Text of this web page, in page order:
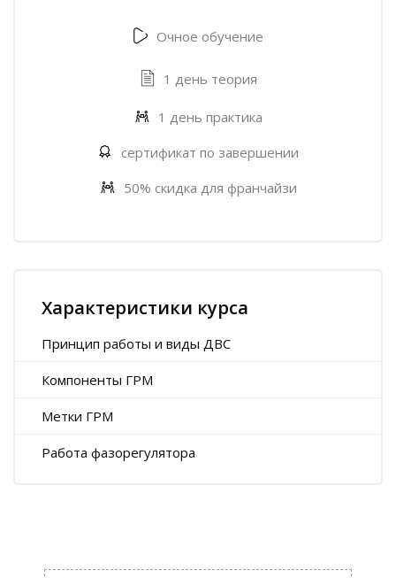
Очное обучение
1 день теория
1 день практика
сертификат по завершении
50% скидка для франчайзи
Характеристики курса
Принцип работы и виды ДВС
Компоненты ГРМ
Метки ГРМ
Работа фазорегулятора